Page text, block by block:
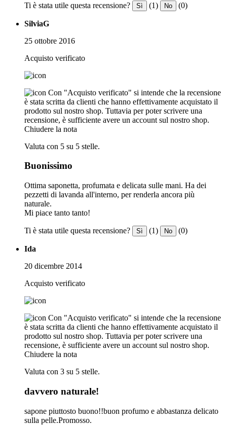
Ti è stata utile questa recensione? Sì (1) No (0)
SilviaG
25 ottobre 2016
Acquisto verificato
Con "Acquisto verificato" si intende che la recensione
è stata scritta da clienti che hanno effettivamente acquistato il
prodotto sul nostro shop. Tuttavia per poter scrivere una
recensione, è sufficiente avere un account sul nostro shop.
Chiudere la nota
Valuta con 5 su 5 stelle.
Buonissimo
Ottima saponetta, profumata e delicata sulle mani. Ha dei
pezzetti di lavanda all'interno, per renderla ancora più
naturale.
Mi piace tanto tanto!
Ti è stata utile questa recensione? Sì (1) No (0)
Ida
20 dicembre 2014
Acquisto verificato
Con "Acquisto verificato" si intende che la recensione
è stata scritta da clienti che hanno effettivamente acquistato il
prodotto sul nostro shop. Tuttavia per poter scrivere una
recensione, è sufficiente avere un account sul nostro shop.
Chiudere la nota
Valuta con 3 su 5 stelle.
davvero naturale!
sapone piuttosto buono!!buon profumo e abbastanza delicato
sulla pelle.Promosso.